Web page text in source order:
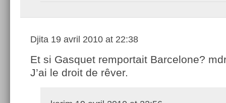
Djita 19 avril 2010 at 22:38
Et si Gasquet remportait Barcelone?
J’ai le droit de rêver.